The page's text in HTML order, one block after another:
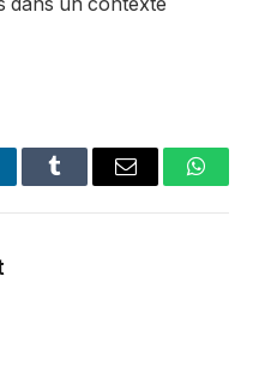
Tumblr Email